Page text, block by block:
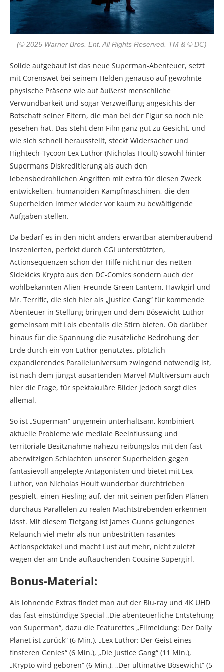
(© 2025 Warner Bros. Ent. All Rights Reserved. TM & © DC)
Solide aufgebaut ist das neue Superman-Abenteuer, setzt
mit Corenswet bei seinem Helden genauso auf gewohnte
physische Präsenz wie auf äußerst menschliche
Verwundbarkeit und sogar Verzweiflung angesichts der
Botschaft seiner Eltern, die man bei der Figur so noch nie
gesehen hat. Das steht dem Film ganz gut zu Gesicht, und
wie sich schnell herausstellt, steckt Widersacher und
Hightech-Tycoon Lex Luthor (Nicholas Hoult) sowohl hinter
Supermans Diskreditierung als auch den
lebensbedrohlichen Angriffen mit extra für diesen Zweck
entwickelten, humanoiden Kampfmaschinen, die den
Superhelden immer wieder vor kaum zu bewältigende
Aufgaben stellen.
Da bedarf es in den nicht anders erwartbar atemberaubend
inszenierten, perfekt durch CGI unterstützten,
Actionsequenzen schon der Hilfe nicht nur des netten
Sidekicks Krypto aus den DC-Comics sondern auch der
wohlbekannten Alien-Freunde Green Lantern, Hawkgirl und
Mr. Terrific, die sich hier als „Justice Gang“ für kommende
Abenteuer in Stellung bringen und dem Bösewicht Luthor
gemeinsam mit Lois ebenfalls die Stirn bieten. Ob darüber
hinaus für die Spannung die zusätzliche Bedrohung der
Erde durch ein von Luthor genutztes, plötzlich
expandierendes Paralleluniversum zwingend notwendig ist,
ist nach dem jüngst ausartenden Marvel-Multiversum auch
hier die Frage, für spektakuläre Bilder jedoch sorgt dies
allemal.
So ist „Superman“ ungemein unterhaltsam, kombiniert
aktuelle Probleme wie mediale Beeinflussung und
territoriale Besitznahme nahezu reibungslos mit den fast
aberwitzigen Schlachten unserer Superhelden gegen
fantasievoll angelegte Antagonisten und bietet mit Lex
Luthor, von Nicholas Hoult wunderbar durchtrieben
gespielt, einen Fiesling auf, der mit seinen perfiden Plänen
durchaus Parallelen zu realen Machtstrebenden erkennen
lässt. Mit diesem Tiefgang ist James Gunns gelungenes
Relaunch viel mehr als nur unbestritten rasantes
Actionspektakel und macht Lust auf mehr, nicht zuletzt
wegen der am Ende auftauchenden Cousine Supergirl.
Bonus-Material:
Als lohnende Extras findet man auf der Blu-ray und 4K UHD
das fast einstündige Special „Die abenteuerliche Entstehung
von Superman“, dazu die Featurettes „Eilmeldung: Der Daily
Planet ist zurück“ (6 Min.), „Lex Luthor: Der Geist eines
finsteren Genies“ (6 Min.), „Die Justice Gang“ (11 Min.),
„Krypto wird geboren“ (6 Min.), „Der ultimative Bösewicht“ (5